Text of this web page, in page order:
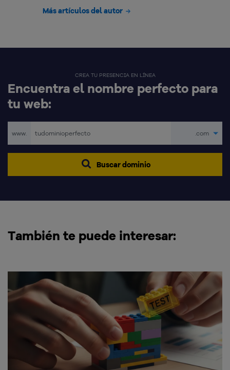
Más artículos del autor
CREA TU PRESENCIA EN LÍNEA
Encuentra el nombre perfecto para
tu web:
www. .com
Buscar dominio
También te puede interesar: